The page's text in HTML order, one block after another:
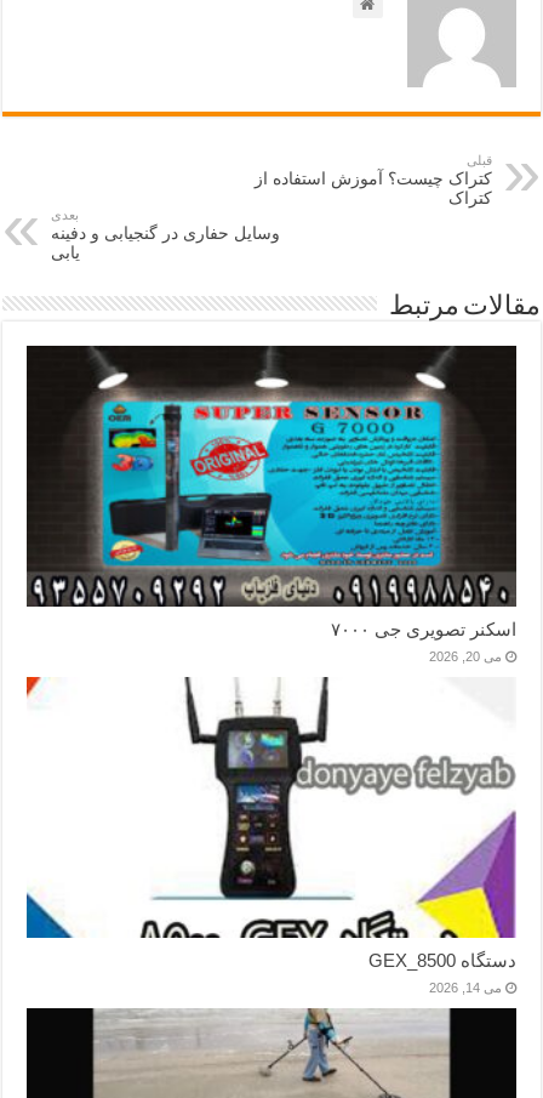
قبلی
کتراک چیست؟ آموزش استفاده از
کتراک
بعدی
وسایل حفاری در گنجیابی و دفینه
یابی
مقالات مرتبط
اسکنر تصویری جی ۷۰۰۰
می 20, 2026
دستگاه GEX_8500
می 14, 2026